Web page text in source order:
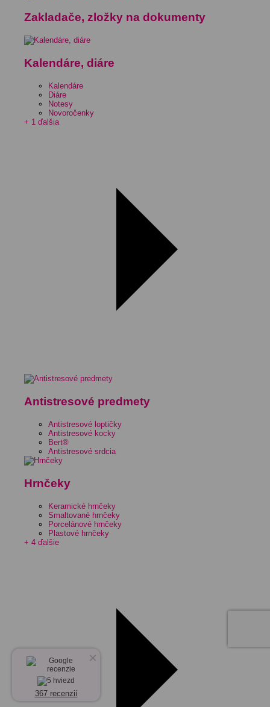
Zakladače, zložky na dokumenty
Kalendáre, diáre
Kalendáre
Diáre
Notesy
Novoročenky
+ 1 ďalšia
Antistresové predmety
Antistresové loptičky
Antistresové kocky
Bert®
Antistresové srdcia
Hrnčeky
Keramické hrnčeky
Smaltované hrnčeky
Porcelánové hrnčeky
Plastové hrnčeky
+ 4 ďalšie
×
367 recenzií